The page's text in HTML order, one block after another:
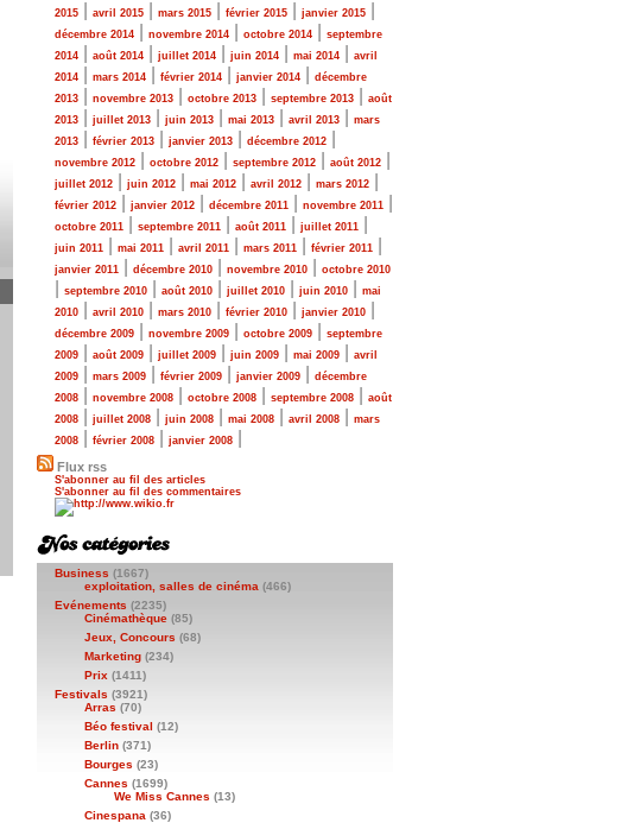
2015
avril 2015 mars 2015 février 2015 janvier 2015
décembre 2014 novembre 2014 octobre 2014
septembre
2014
août 2014 juillet 2014 juin 2014 mai 2014
avril
2014
mars 2014 février 2014 janvier 2014
décembre
2013
novembre 2013 octobre 2013 septembre 2013
août
2013
juillet 2013 juin 2013 mai 2013 avril 2013
mars
2013
février 2013 janvier 2013 décembre 2012
novembre 2012 octobre 2012 septembre 2012 août 2012
juillet 2012 juin 2012 mai 2012 avril 2012 mars 2012
février 2012 janvier 2012 décembre 2011 novembre 2011
octobre 2011 septembre 2011 août 2011 juillet 2011
juin 2011 mai 2011 avril 2011 mars 2011 février 2011
janvier 2011 décembre 2010 novembre 2010 octobre 2010
septembre 2010 août 2010 juillet 2010 juin 2010
mai
2010
avril 2010 mars 2010 février 2010 janvier 2010
décembre 2009 novembre 2009 octobre 2009
septembre
2009
août 2009 juillet 2009 juin 2009 mai 2009
avril
2009
mars 2009 février 2009 janvier 2009
décembre
2008
novembre 2008 octobre 2008 septembre 2008
août
2008
juillet 2008 juin 2008 mai 2008 avril 2008
mars
2008
février 2008 janvier 2008
Flux rss
S'abonner au fil des articles
S'abonner au fil des commentaires
Business (1667)
exploitation, salles de cinéma (466)
Evénements (2235)
Cinémathèque (85)
Jeux, Concours (68)
Marketing (234)
Prix (1411)
Festivals (3921)
Arras (70)
Béo festival (12)
Berlin (371)
Bourges (23)
Cannes (1699)
We Miss Cannes (13)
Cinespana (36)